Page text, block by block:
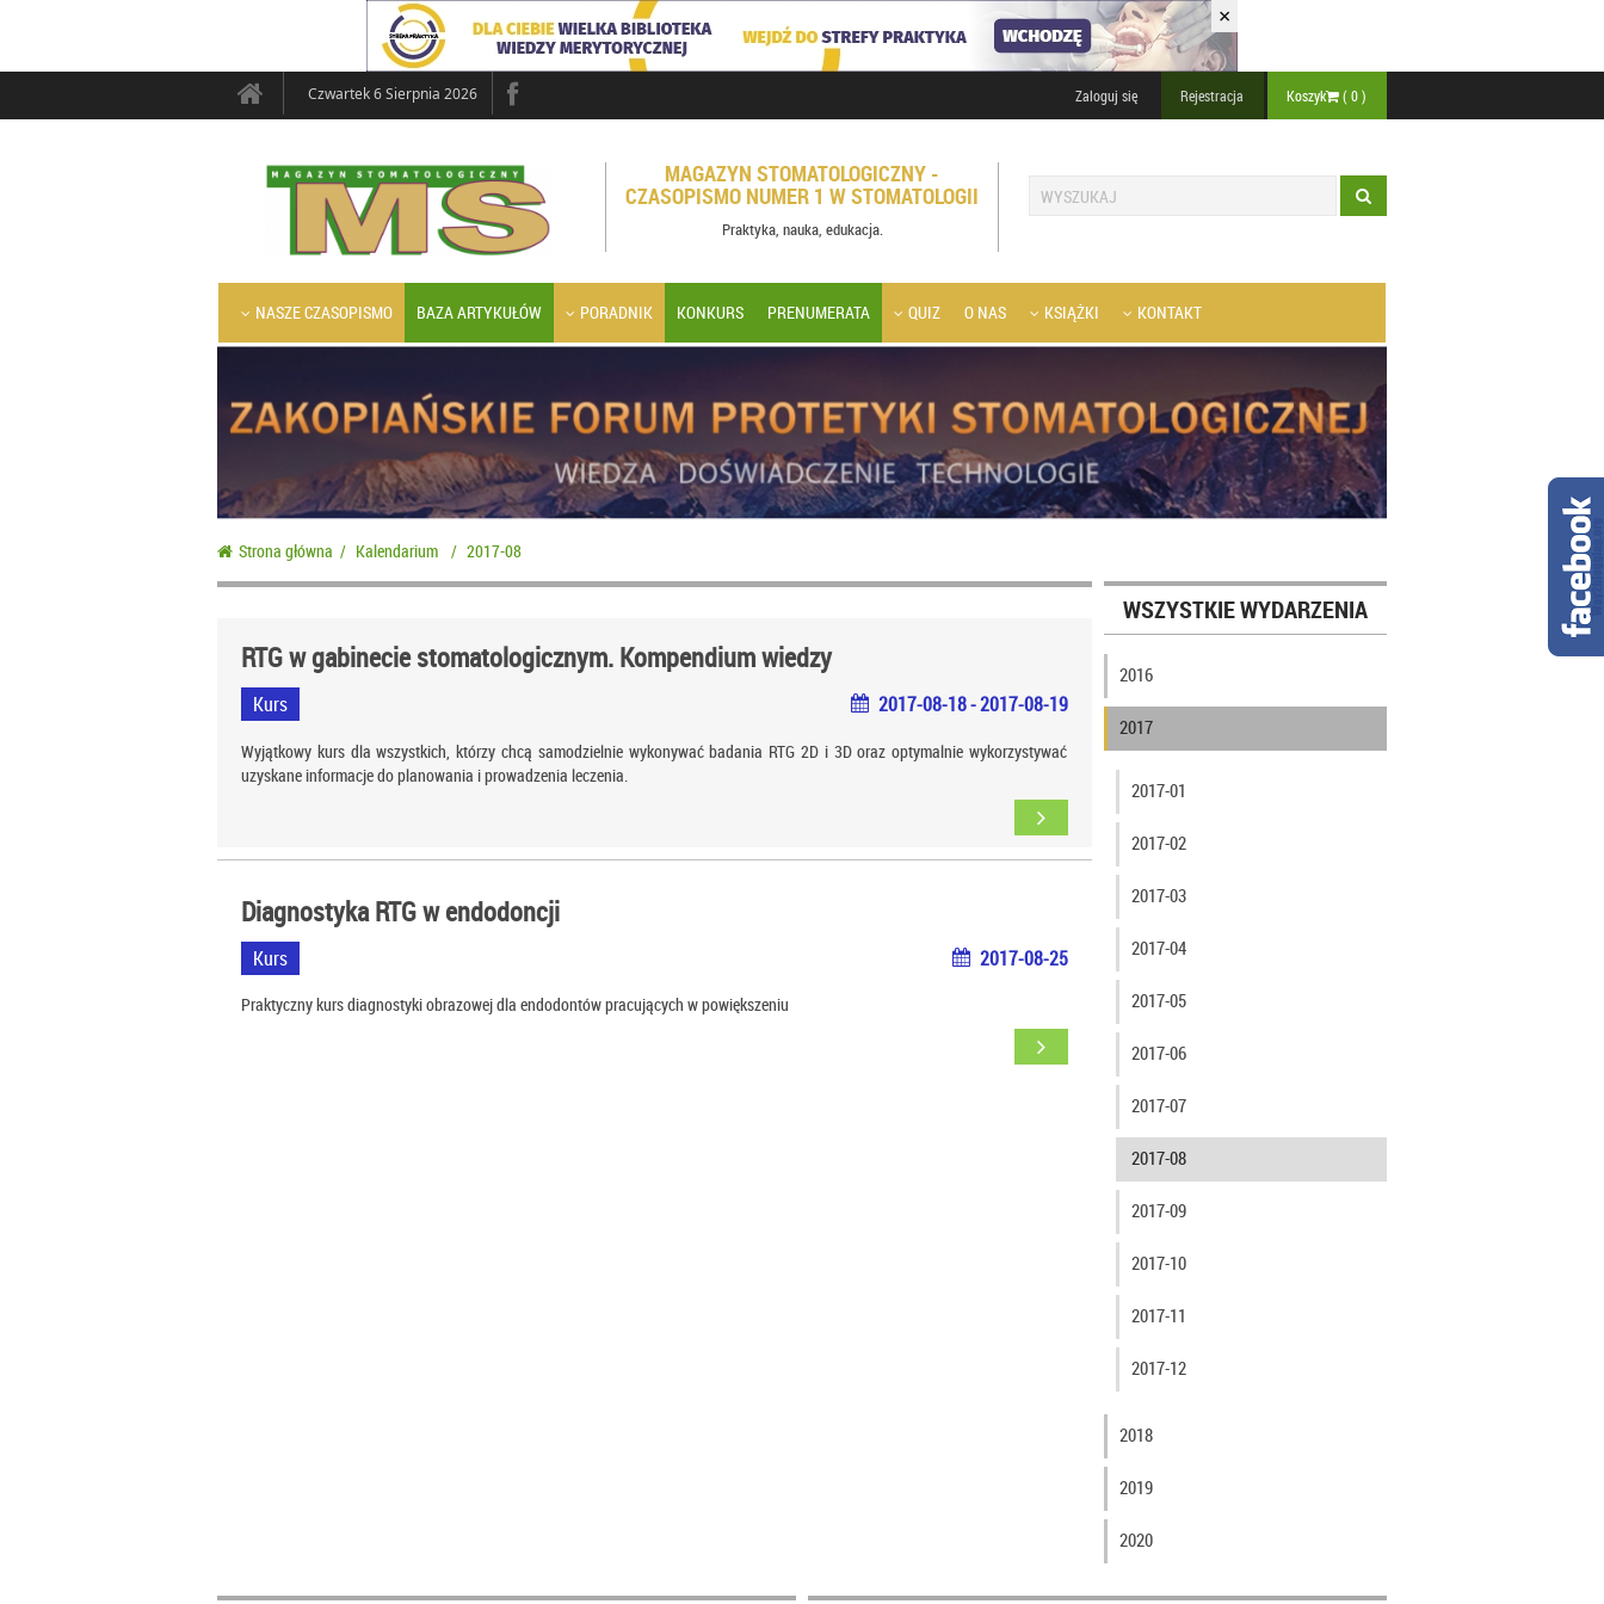
×
Czwartek 6 Sierpnia 2026 Zaloguj się Rejestracja Koszyk (0)
MAGAZYN STOMATOLOGICZNY -
CZASOPISMO NUMER 1 W STOMATOLOGII
Praktyka, nauka, edukacja.
NASZE CZASOPISMO BAZA ARTYKUŁÓW PORADNIK KONKURS PRENUMERATA QUIZ O NAS KSIĄŻKI KONTAKT
Strona główna / Kalendarium / 2017-08
RTG w gabinecie stomatologicznym. Kompendium wiedzy
Kurs 2017-08-18 - 2017-08-19
Wyjątkowy kurs dla wszystkich, którzy chcą samodzielnie wykonywać badania RTG 2D i 3D oraz optymalnie wykorzystywać
uzyskane informacje do planowania i prowadzenia leczenia.
Diagnostyka RTG w endodoncji
Kurs 2017-08-25
Praktyczny kurs diagnostyki obrazowej dla endodontów pracujących w powiększeniu
WSZYSTKIE WYDARZENIA
2016
2017
2017-01
2017-02
2017-03
2017-04
2017-05
2017-06
2017-07
2017-08
2017-09
2017-10
2017-11
2017-12
2018
2019
2020